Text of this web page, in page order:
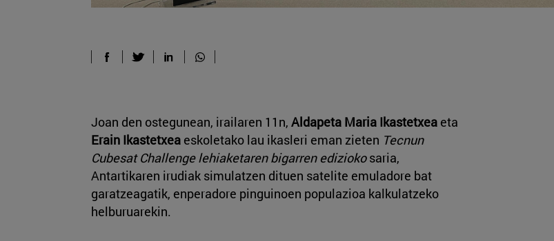
Joan den ostegunean, irailaren 11n, Aldapeta Maria Ikastetxea eta
Erain Ikastetxea eskoletako lau ikasleri eman zieten Tecnun
Cubesat Challenge lehiaketaren bigarren ediziokosaria,
Antartikaren irudiak simulatzen dituen satelite emuladore bat
garatzeagatik, enperadore pinguinoen populazioa kalkulatzeko
helburuarekin.